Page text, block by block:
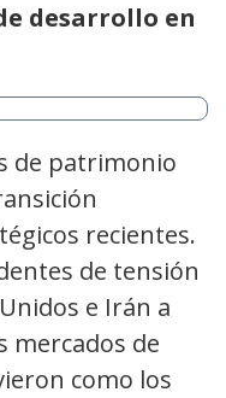
desarrollo en
de patrimonio
recientes.
de tensión
e Irán a
mercados de
como los